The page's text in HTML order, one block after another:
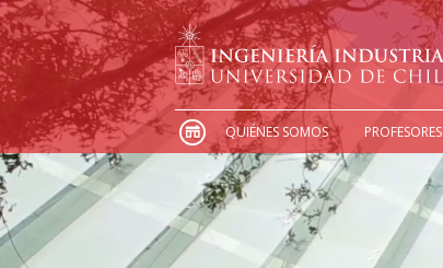
QUIÉNES SOMOS PROFESORES